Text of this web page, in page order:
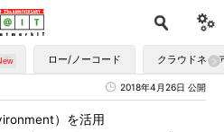
ロー/ノーコード クラウドネイ
2018年4月26日 公開
）を活用